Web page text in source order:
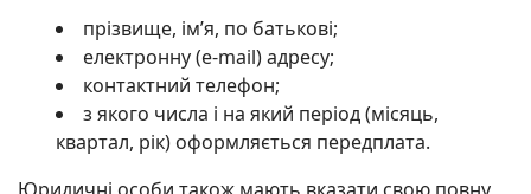
прізвище, ім’я, по батькові;
електронну (e-mail) адресу;
контактний телефон;
з якого числа і на який період (місяць,
квартал, рік) оформляється передплата.